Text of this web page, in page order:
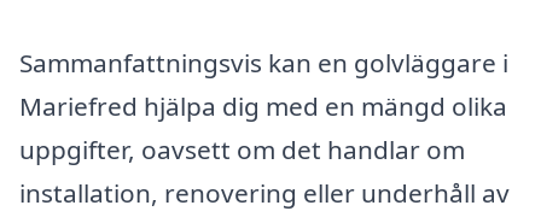
Sammanfattningsvis kan en golvläggare i
Mariefred hjälpa dig med en mängd olika
uppgifter, oavsett om det handlar om
installation, renovering eller underhåll av